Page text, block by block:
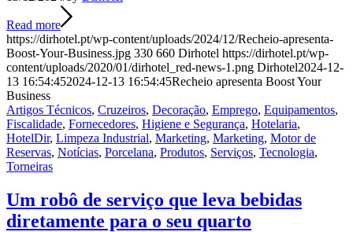
Read more
https://dirhotel.pt/wp-content/uploads/2024/12/Recheio-apresenta-
Boost-Your-Business.jpg 330 660 Dirhotel https://dirhotel.pt/wp-
content/uploads/2020/01/dirhotel_red-news-1.png Dirhotel2024-12-
13 16:54:452024-12-13 16:54:45Recheio apresenta Boost Your
Business
Artigos Técnicos, Cruzeiros, Decoração, Emprego, Equipamentos,
Fiscalidade, Fornecedores, Higiene e Segurança, Hotelaria,
HotelDir, Limpeza Industrial, Marketing, Marketing, Motor de
Reservas, Notícias, Porcelana, Produtos, Serviços, Tecnologia,
Torneiras
Um robô de serviço que leva bebidas
diretamente para o seu quarto